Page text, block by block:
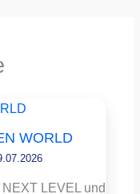
WORLD
LEVEL und